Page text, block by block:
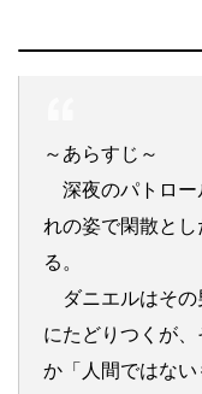
～あらすじ～
深夜のパトロー
れの姿で閑散と
る。
ダニエルはその
にたどりつくが
か「人間ではない